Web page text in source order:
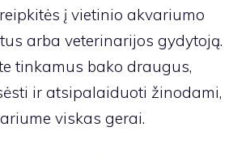
į vietinio akvariumo
arba veterinarijos gydytoją.
tinkamus bako draugus,
ir atsipalaiduoti žinodami,
viskas gerai.